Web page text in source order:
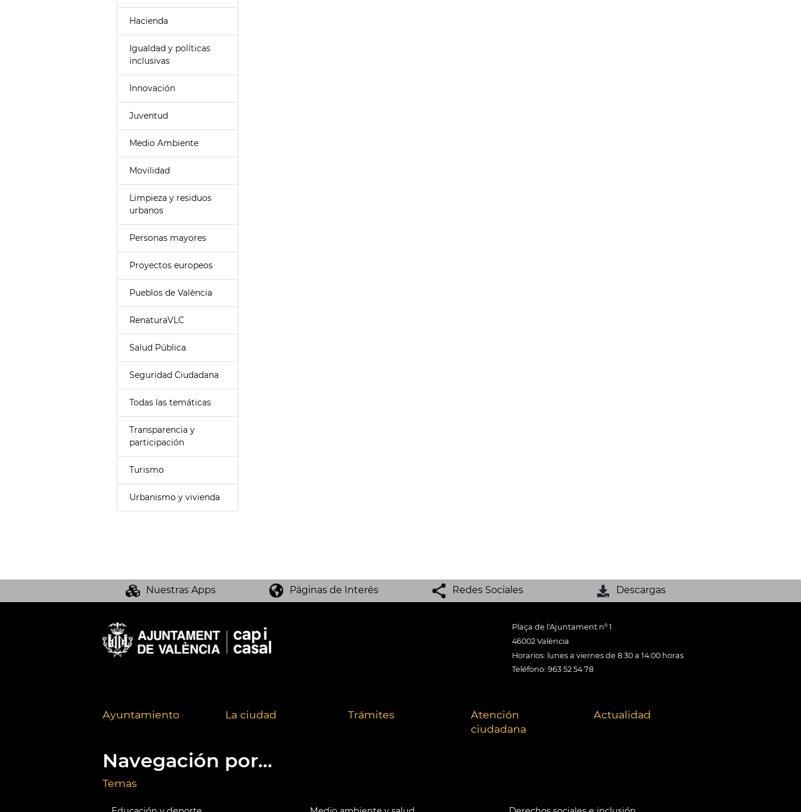
Hacienda
Igualdad y políticas
inclusivas
Innovación
Juventud
Medio Ambiente
Movilidad
Limpieza y residuos
urbanos
Personas mayores
Proyectos europeos
Pueblos de València
RenaturaVLC
Salud Pública
Seguridad Ciudadana
Todas las temáticas
Transparencia y
participación
Turismo
Urbanismo y vivienda
Nuestras Apps Páginas de Interés Redes Sociales Descargas
Plaça de l'Ajuntament nº 1
46002 València
Horarios: lunes a viernes de 8:30 a 14:00 horas
Teléfono: 963 52 54 78
Ayuntamiento La ciudad Trámites
Atención
ciudadana
Actualidad
Navegación por...
Temas